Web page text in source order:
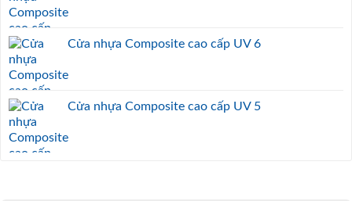
Cửa nhựa Composite cao cấp UV 6
Cửa nhựa Composite cao cấp UV 5